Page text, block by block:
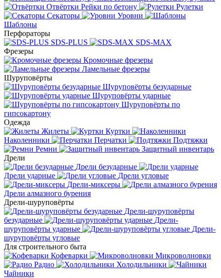
Отвёртки Рейки по бетону
Рулетки
Секаторы
Уровни
Шаблоны
Перфораторы
SDS-PLUS
SDS-MAX
Фрезеры
Кромочные фрезеры
Ламельные фрезеры
Шуруповёрты
Шуруповёрты безударные
Шуруповёрты ударные
Шуруповёрты по
гипсокартону
Одежда
Жилеты
Куртки
Наколенники
Перчатки
Подтяжки
Ремни
Защитный инвентарь
Дрели
Дрели безударные
Дрели ударные
Дрели угловые
Дрели-миксеры
Дрели алмазного бурения
Дрели-шуруповёрты
Дрели-шуруповёрты
безударные
Дрели-
шуруповёрты ударные
Дрели-
шуруповёрты угловые
Для строительного быта
Кофеварки
Микроволновки
Радио
Холодильники
Чайники